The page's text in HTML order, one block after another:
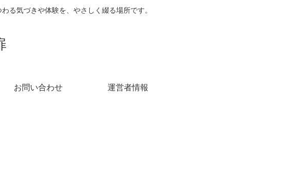
る気づきや体験を、やさしく綴る場所です。
お問い合わせ 運営者情報